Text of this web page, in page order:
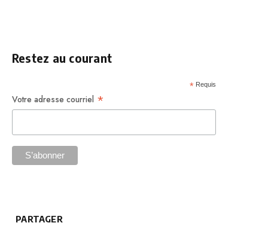
Restez au courant
* Requis
Votre adresse courriel *
PARTAGER